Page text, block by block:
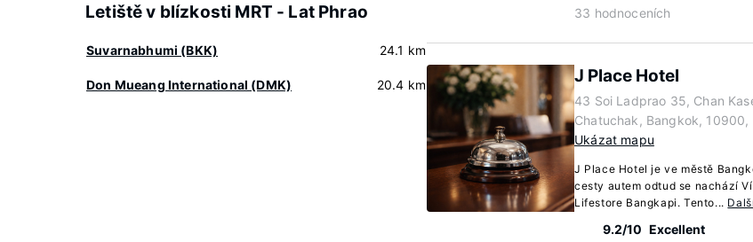
Letiště v blízkosti MRT - Lat Phrao
Suvarnabhumi (BKK) 24.1 km
Don Mueang International (DMK) 20.4 km
33 hodnoceních
J Place Hotel
43 Soi Ladprao 35, Chan
Chatuchak, Bangkok, 10900,
Ukázat mapu
J Place Hotel je ve městě
cesty autem odtud se nachází
Lifestore Bangkapi. Tento...
9.2/10 Excellent